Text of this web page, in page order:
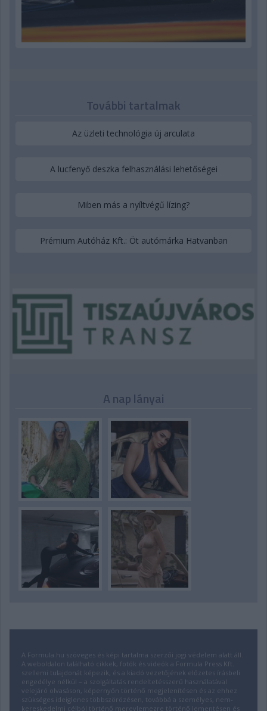
További tartalmak
Az üzleti technológia új arculata
A lucfenyő deszka felhasználási lehetőségei
Miben más a nyíltvégű lízing?
Prémium Autóház Kft.: Öt autómárka Hatvanban
A nap lányai
A Formula.hu szöveges és képi tartalma szerzői jogi védelem alatt áll.
A weboldalon található cikkek, fotók és videók a Formula Press Kft.
szellemi tulajdonát képezik, és a kiadó vezetőjének előzetes írásbeli
engedélye nélkül – a szolgáltatás rendeltetésszerű használatával
velejáró olvasáson, képernyőn történő megjelenítésen és az ehhez
szükséges ideiglenes többszörözésen, továbbá a személyes, nem-
kereskedelmi célból történő merevlemezre történő lementésen és